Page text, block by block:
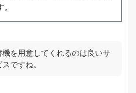
機を用意してくれるのは良いサ
ですね。